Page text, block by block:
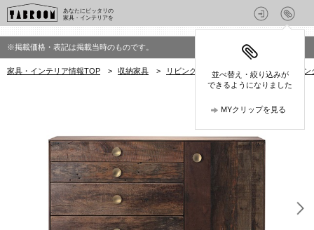
あなたにピッタリの
家具・インテリアを
並べ替え・絞り込みが
できるようになりました
MYクリップを見る
※掲載価格・表記は掲載当時のものです。
家具・インテリア情報TOP > 収納家具 > リビングボード > ビーナ(bina)のリビン